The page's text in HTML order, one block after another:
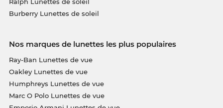
Burberry Lunettes de soleil
Nos marques de lunettes les plus populaires
Ray-Ban Lunettes de vue
Oakley Lunettes de vue
Humphreys Lunettes de vue
Marc O Polo Lunettes de vue